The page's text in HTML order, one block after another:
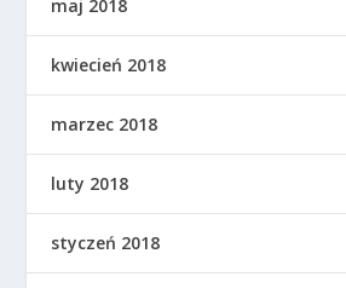
maj 2018
kwiecień 2018
marzec 2018
luty 2018
styczeń 2018